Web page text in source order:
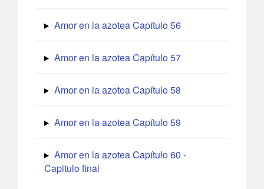
Amor en la azotea Capítulo 56
Amor en la azotea Capítulo 57
Amor en la azotea Capítulo 58
Amor en la azotea Capítulo 59
Amor en la azotea Capítulo 60 -
Capitulo final